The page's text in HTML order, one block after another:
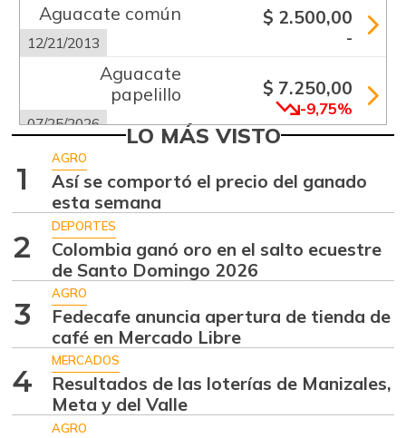
Aguacate común
12/21/2013
$ 2.500,00
-
Aguacate
papelillo
07/25/2026
$ 7.250,00
-9,75%
07/25/2026 +23,30%
Alas de pollo sin
costillar
07/25/2026
-
07/25/2026 -
Arracacha blanca
07/18/2026 -1,33%
Arroz de primera $ 3.668,00
LO MÁS VISTO
1
AGRO
Así se comportó el precio del ganado
esta semana
2
DEPORTES
Colombia ganó oro en el salto ecuestre
de Santo Domingo 2026
3
AGRO
Fedecafe anuncia apertura de tienda de
café en Mercado Libre
4
MERCADOS
Resultados de las loterías de Manizales,
Meta y del Valle
AGRO